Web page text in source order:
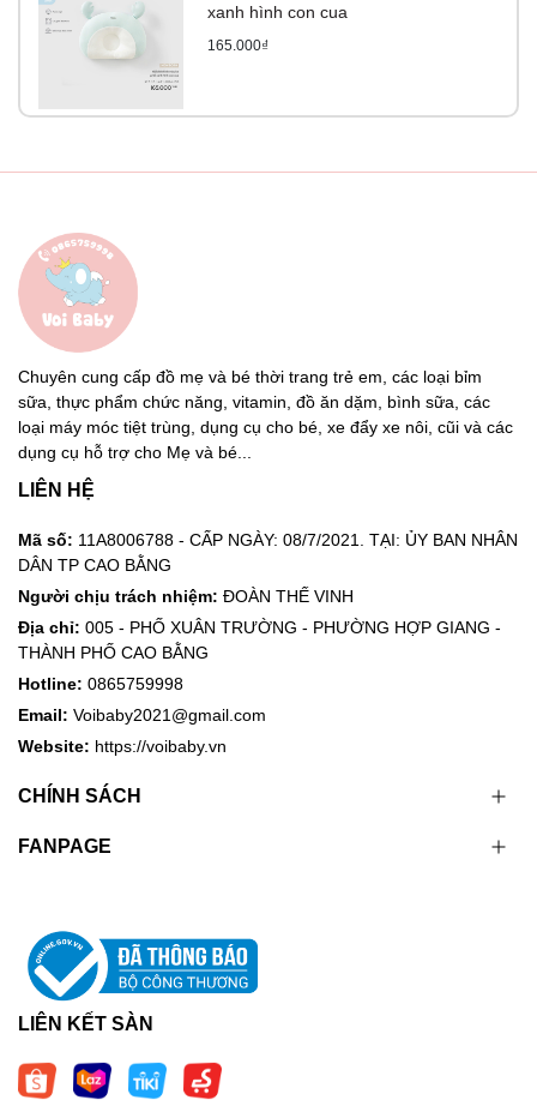
xanh hình con cua
165.000₫
Chuyên cung cấp đồ mẹ và bé thời trang trẻ em, các loại bỉm
sữa, thực phẩm chức năng, vitamin, đồ ăn dặm, bình sữa, các
loại máy móc tiệt trùng, dụng cụ cho bé, xe đẩy xe nôi, cũi và các
dụng cụ hỗ trợ cho Mẹ và bé...
LIÊN HỆ
Mã số: 11A8006788 - CẤP NGÀY: 08/7/2021. TẠI: ỦY BAN NHÂN
DÂN TP CAO BẰNG
Người chịu trách nhiệm: ĐOÀN THẾ VINH
Địa chỉ: 005 - PHỐ XUÂN TRƯỜNG - PHƯỜNG HỢP GIANG -
THÀNH PHỐ CAO BẰNG
Hotline: 0865759998
Email: Voibaby2021@gmail.com
Website: https://voibaby.vn
CHÍNH SÁCH
FANPAGE
LIÊN KẾT SÀN